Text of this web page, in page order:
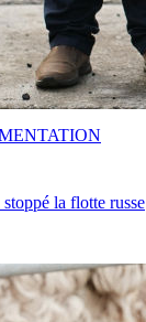
la flotte russe